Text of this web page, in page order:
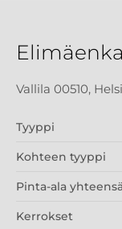
Vallila 00510,
Tyyppi
Kohteen tyyppi
Pinta-ala yhteensä
Kerrokset